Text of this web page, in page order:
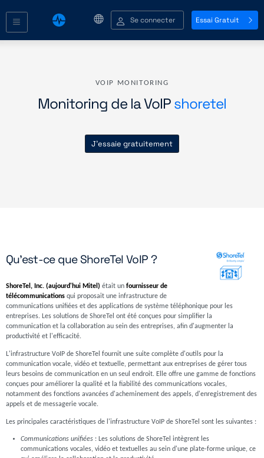
Se connecter Essai Gratuit
VOIP MONITORING
Monitoring de la VoIPshoretel
J'essaie gratuitement
Qu'est-ce que ShoreTel VoIP ?
ShoreTel, Inc. (aujourd'hui Mitel) était un fournisseur de
télécommunicationsqui proposait une infrastructure de
communications unifiées et des applications de système téléphonique pour les
entreprises. Les solutions de ShoreTel ont été conçues pour simplifier la
communication et la collaboration au sein des entreprises, afin d'augmenter la
productivité et l'efficacité.
L'infrastructure VoIP de ShoreTel fournit une suite complète d'outils pour la
communication vocale, vidéo et textuelle, permettant aux entreprises de gérer tous
leurs besoins de communication en un seul endroit. Elle offre une gamme de fonctions
conçues pour améliorer la qualité et la fiabilité des communications vocales,
notamment des fonctions avancées d'acheminement des appels, d'enregistrement des
appels et de messagerie vocale.
Les principales caractéristiques de l'infrastructure VoIP de ShoreTel sont les suivantes :
Communications unifiées : Les solutions de ShoreTel intègrent les
communications vocales, vidéo et textuelles au sein d'une plate-forme unique, ce